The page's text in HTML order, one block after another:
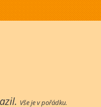
Vše je v pořádku.